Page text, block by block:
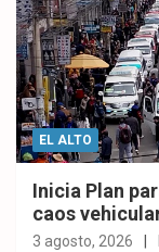
EL ALTO
Inicia Plan
caos
3 agosto, 2026